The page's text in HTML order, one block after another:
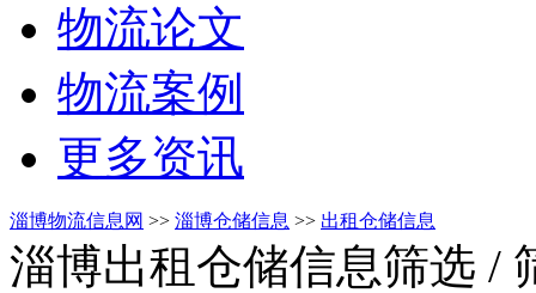
物流论文
物流案例
更多资讯
淄博物流信息网 >> 淄博仓储信息 >> 出租仓储信息
淄博出租仓储信息筛选 /